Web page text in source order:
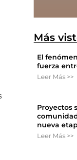
Más
El
fuerza
Leer Más >>
Proyectos
nueva
Leer Más >>